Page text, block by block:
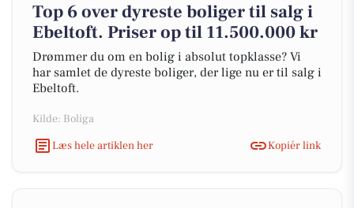
Top 6 over dyreste boliger til salg i
Ebeltoft. Priser op til 11.500.000 kr
Drømmer du om en bolig i absolut topklasse? Vi
har samlet de dyreste boliger, der lige nu er til salg i
Ebeltoft.
Kilde: Boliga
Læs hele artiklen her
Kopiér link